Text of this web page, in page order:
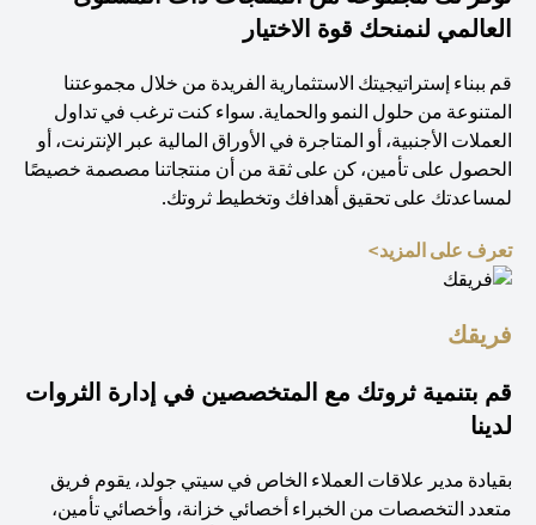
العالمي لنمنحك قوة الاختيار
قم ببناء إستراتيجيتك الاستثمارية الفريدة من خلال مجموعتنا
المتنوعة من حلول النمو والحماية. سواء كنت ترغب في تداول
العملات الأجنبية، أو المتاجرة في الأوراق المالية عبر الإنترنت، أو
الحصول على تأمين، كن على ثقة من أن منتجاتنا مصصمة خصيصًا
لمساعدتك على تحقيق أهدافك وتخطيط ثروتك.
تعرف على المزيد>
فريقك
قم بتنمية ثروتك مع المتخصصين في إدارة الثروات
لدينا
بقيادة مدير علاقات العملاء الخاص في سيتي جولد، يقوم فريق
متعدد التخصصات من الخبراء أخصائي خزانة، وأخصائي تأمين،